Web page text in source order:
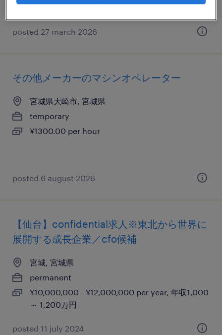
posted 27 march 2026
その他メーカーのマシンオペレーター
宮城県大崎市, 宮城県
temporary
¥1300.00 per hour
posted 6 august 2026
【仙台】confidential求人※東北から世界に
展開する成長企業／cfo候補
宮城, 宮城県
permanent
¥10,000,000 - ¥12,000,000 per year, 年収1,000
～ 1,200万円
posted 11 july 2024